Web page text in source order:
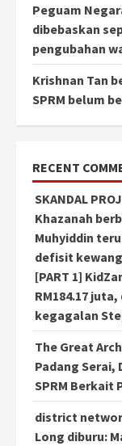
Peguam
dibebaskan
pengubahan
Krishnan Tan
SPRM belum
RECENT
SKANDAL
Khazanah
Muhyiddin
defisit
[PART 1]
RM184.17
kegagalan
The Great
Padang Serai,
SPRM Berkait
district
Long diburu: